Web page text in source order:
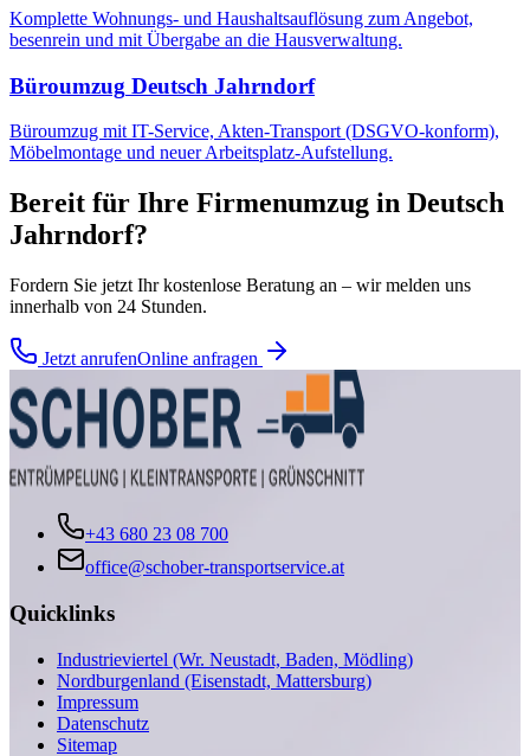
Komplette Wohnungs- und Haushaltsauflösung zum Angebot,
besenrein und mit Übergabe an die Hausverwaltung.
Büroumzug Deutsch Jahrndorf
Büroumzug mit IT-Service, Akten-Transport (DSGVO-konform),
Möbelmontage und neuer Arbeitsplatz-Aufstellung.
Bereit für Ihre Firmenumzug in Deutsch
Jahrndorf?
Fordern Sie jetzt Ihr kostenlose Beratung an – wir melden uns
innerhalb von 24 Stunden.
Jetzt anrufenOnline anfragen
+43 680 23 08 700
office@schober-transportservice.at
Quicklinks
Industrieviertel (Wr. Neustadt, Baden, Mödling)
Nordburgenland (Eisenstadt, Mattersburg)
Impressum
Datenschutz
Sitemap